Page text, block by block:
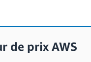
de prix AWS